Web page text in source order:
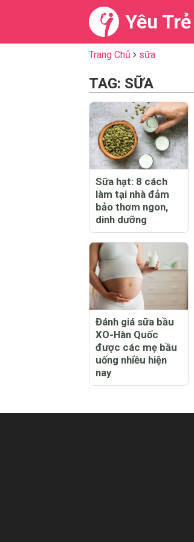
Yêu Trẻ
Trang Chủ sữa
TAG: SỮA
Sữa hạt: 8 cách
làm tại nhà đảm
bảo thơm ngon,
dinh dưỡng
Đánh giá sữa bầu
XO-Hàn Quốc
được các mẹ bầu
uống nhiều hiện
nay